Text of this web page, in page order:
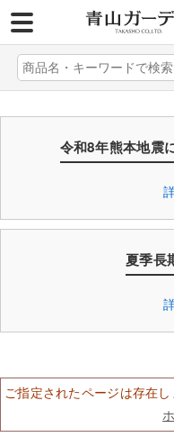
令和8年熊本地震
夏季長
ご指定されたページは存在し